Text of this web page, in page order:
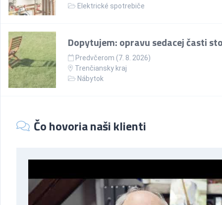
Elektrické spotrebiče
Dopytujem: opravu sedacej časti
Predvčerom (7. 8. 2026)
Trenčiansky kraj
Nábytok
Čo hovoria naši klienti